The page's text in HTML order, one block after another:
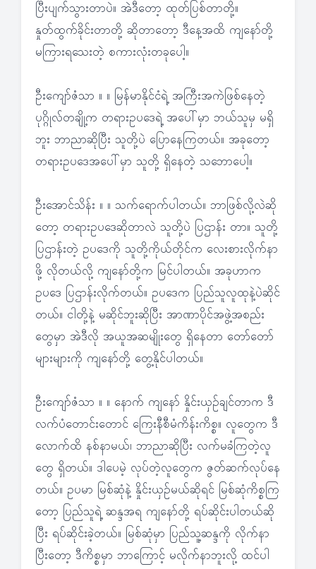
ပြီးပျက်သွားတာပဲ။ အဲဒီတော့ ထုတ်ပြစ်တာတို့။
နှုတ်ထွက်ခိုင်းတာတို့ ဆိုတာတော့ ဒီနေ့အထိ ကျနော်တို့
မကြားရသေးတဲ့ စကားလုံးတခုပေါ့။
ဦးကျော်ဇံသာ ။ ။ မြန်မာနိုင်ငံရဲ့ အကြီးအကဲဖြစ်နေတဲ့
ပုဂ္ဂိုလ်တချို့က တရားဥပဒေရဲ့ အပေါ်မှာ ဘယ်သူမှ မရှိ
ဘူး ဘာညာဆိုပြီး သူတို့ပဲ ပြောနေကြတယ်။ အခုတော့
တရားဥပဒေအပေါ်မှာ သူတို့ ရှိနေတဲ့ သဘောပေါ့။
ဦးအောင်သိန်း ။ ။ သက်ရောက်ပါတယ်။ ဘာဖြစ်လို့လဲဆို
တော့ တရားဥပဒေဆိုတာလဲ သူတို့ပဲ ပြဌာန်း တာ။ သူတို့
ပြဌာန်းတဲ့ ဥပဒေကို သူတို့ကိုယ်တိုင်က လေးစားလိုက်နာ
ဖို့ လိုတယ်လို့ ကျနော်တို့က မြင်ပါတယ်။ အခုဟာက
ဥပဒေ ပြဌာန်းလိုက်တယ်။ ဥပဒေက ပြည်သူလူထုနဲ့ပဲဆိုင်
တယ်။ ငါတို့နဲ့ မဆိုင်ဘူးဆိုပြီး အာဏာပိုင်အဖွဲ့အစည်း
တွေမှာ အဲဒီလို အယူအဆမျိုးတွေ ရှိနေတာ တော်တော်
များများကို ကျနော်တို့ တွေ့နိုင်ပါတယ်။
ဦးကျော်ဇံသာ ။ ။ နောက် ကျနော် နှိုင်းယှဉ်ချင်တာက ဒီ
လက်ပံတောင်းတောင် ကြေးနီစီမံကိန်းကိစ္စ။ လူတွေက ဒီ
လောက်ထိ နစ်နာမယ်၊ ဘာညာဆိုပြီး လက်မခံကြတဲ့လူ
တွေ ရှိတယ်။ ဒါပေမဲ့ လုပ်တဲ့လူတွေက ဇွတ်ဆက်လုပ်နေ
တယ်။ ဥပမာ မြစ်ဆုံနဲ့ နှိုင်းယှဉ်မယ်ဆိုရင် မြစ်ဆုံကိစ္စကြ
တော့ ပြည်သူရဲ့ ဆန္ဒအရ ကျနော်တို့ ရပ်ဆိုင်းပါတယ်ဆို
ပြီး ရပ်ဆိုင်းခဲ့တယ်။ မြစ်ဆုံမှာ ပြည်သူ့ဆန္ဒကို လိုက်နာ
ပြီးတော့ ဒီကိစ္စမှာ ဘာကြောင့် မလိုက်နာဘူးလို့ ထင်ပါ